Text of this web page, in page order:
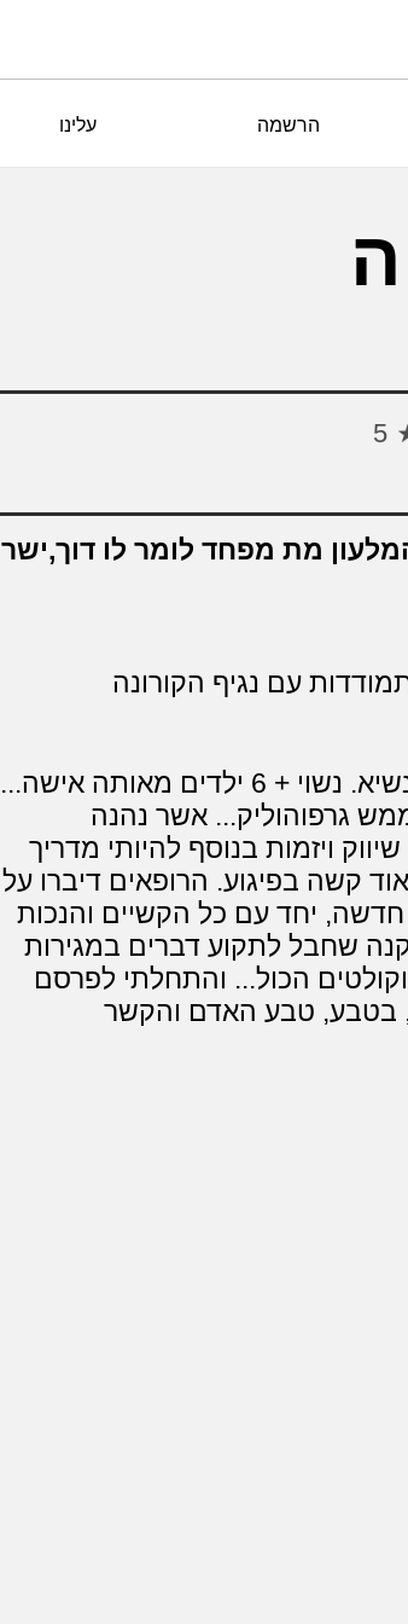
הרשמה עלינו
5
מת מפחד לומר לו דוך,ישר
עם נגיף הקורונה
אבי רוזנקרנץ. יליד חיפה חבר קיבוץ כפר הנשיא. נשוי + 6 ילדים מאותה אישה...
גרפוהוליק... אשר נהנה
ויזמות בנוסף להיותי מדריך
15 שנה נפגעתי מאוד קשה בפיגוע. הרופאים דיברו על
חדשה, יחד עם כל הקשיים והנכות
שחבל לתקוע דברים במגירות
הכול... והתחלתי לפרסם
בטבע, טבע האדם והקשר